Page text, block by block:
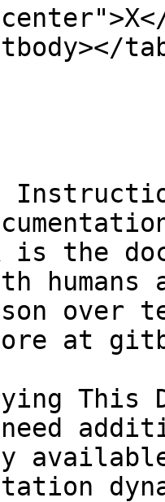
is the
over
at
This